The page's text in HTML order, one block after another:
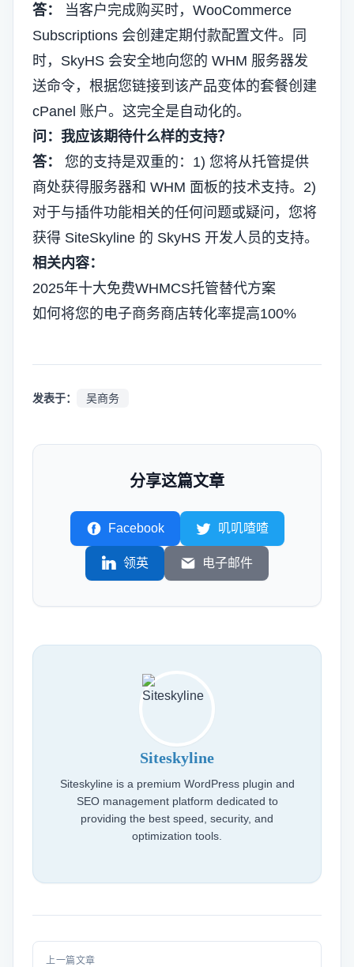
答：
当客户完成购买时，WooCommerce
Subscriptions 会创建定期付款配置文件。同
时，SkyHS 会安全地向您的 WHM 服务器发
送命令，根据您链接到该产品变体的套餐创建
cPanel 账户。这完全是自动化的。
问：我应该期待什么样的支持？
答：
您的支持是双重的：1) 您将从托管提供
商处获得服务器和 WHM 面板的技术支持。2)
对于与插件功能相关的任何问题或疑问，您将
获得 SiteSkyline 的 SkyHS 开发人员的支持。
相关内容：
2025年十大免费WHMCS托管替代方案
如何将您的电子商务商店转化率提高100%
发表于： 吴商务
分享这篇文章
Facebook 叽叽喳喳
领英 电子邮件
Siteskyline
Siteskyline is a premium WordPress plugin and
SEO management platform dedicated to
providing the best speed, security, and
optimization tools.
上一篇文章